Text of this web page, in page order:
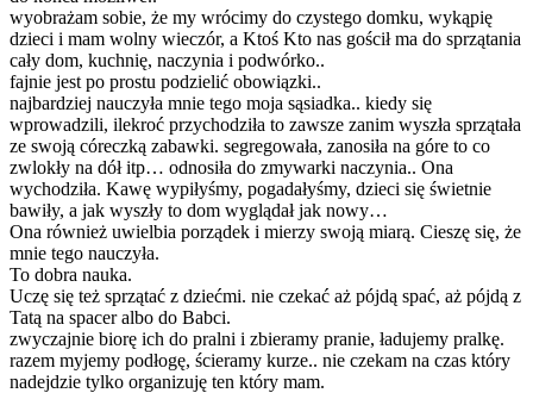
wyobrażam sobie, że my wrócimy do czystego domku, wykąpię
dzieci i mam wolny wieczór, a Ktoś Kto nas gościł ma do sprzątania
cały dom, kuchnię, naczynia i podwórko..
fajnie jest po prostu podzielić obowiązki..
najbardziej nauczyła mnie tego moja sąsiadka.. kiedy się
wprowadzili, ilekroć przychodziła to zawsze zanim wyszła sprzątała
ze swoją córeczką zabawki. segregowała, zanosiła na góre to co
zwlokły na dół itp… odnosiła do zmywarki naczynia.. Ona
wychodziła. Kawę wypiłyśmy, pogadałyśmy, dzieci się świetnie
bawiły, a jak wyszły to dom wyglądał jak nowy…
Ona również uwielbia porządek i mierzy swoją miarą. Cieszę się, że
mnie tego nauczyła.
To dobra nauka.
Uczę się też sprzątać z dziećmi. nie czekać aż pójdą spać, aż pójdą z
Tatą na spacer albo do Babci.
zwyczajnie biorę ich do pralni i zbieramy pranie, ładujemy pralkę.
razem myjemy podłogę, ścieramy kurze.. nie czekam na czas który
nadejdzie tylko organizuję ten który mam.